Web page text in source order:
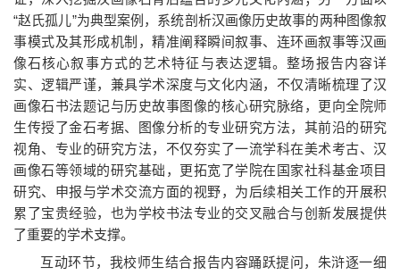
“赵氏孤儿”为典型案例，系统剖析汉画像历史故事的两种图像叙
事模式及其形成机制，精准阐释瞬间叙事、连环画叙事等汉画
像石核心叙事方式的艺术特征与表达逻辑。整场报告内容详
实、逻辑严谨，兼具学术深度与文化内涵，不仅清晰梳理了汉
画像石书法题记与历史故事图像的核心研究脉络，更向全院师
生传授了金石考据、图像分析的专业研究方法，其前沿的研究
视角、专业的研究方法，不仅夯实了一流学科在美术考古、汉
画像石等领域的研究基础，更拓宽了学院在国家社科基金项目
研究、申报与学术交流方面的视野，为后续相关工作的开展积
累了宝贵经验，也为学校书法专业的交叉融合与创新发展提供
了重要的学术支撑。
互动环节，我校师生结合报告内容踊跃提问，朱浒逐一细